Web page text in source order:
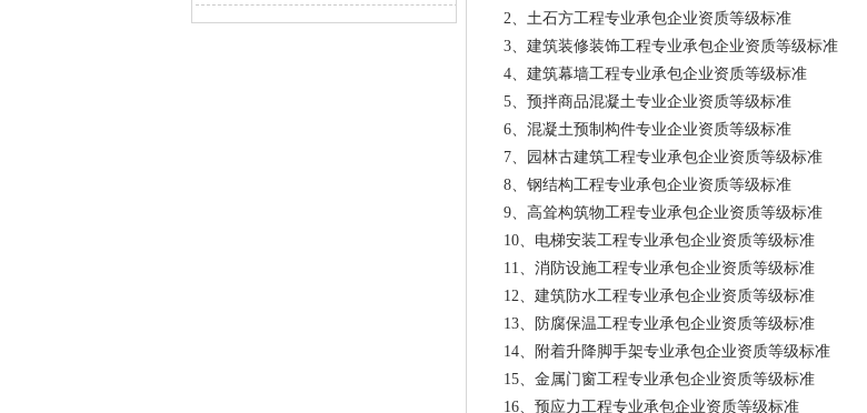
2、土石方工程专业承包企业资质等级标准
3、建筑装修装饰工程专业承包企业资质等级标准
4、建筑幕墙工程专业承包企业资质等级标准
5、预拌商品混凝土专业企业资质等级标准
6、混凝土预制构件专业企业资质等级标准
7、园林古建筑工程专业承包企业资质等级标准
8、钢结构工程专业承包企业资质等级标准
9、高耸构筑物工程专业承包企业资质等级标准
10、电梯安装工程专业承包企业资质等级标准
11、消防设施工程专业承包企业资质等级标准
12、建筑防水工程专业承包企业资质等级标准
13、防腐保温工程专业承包企业资质等级标准
14、附着升降脚手架专业承包企业资质等级标准
15、金属门窗工程专业承包企业资质等级标准
16、预应力工程专业承包企业资质等级标准